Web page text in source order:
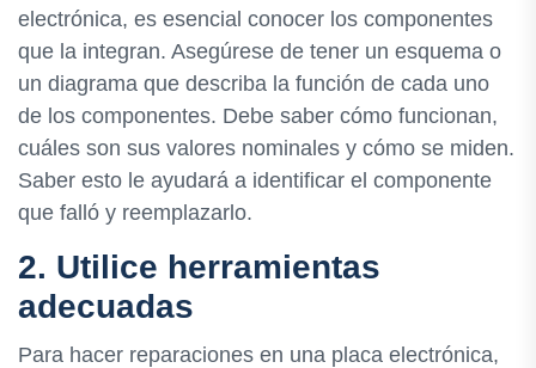
electrónica, es esencial conocer los componentes
que la integran. Asegúrese de tener un esquema o
un diagrama que describa la función de cada uno
de los componentes. Debe saber cómo funcionan,
cuáles son sus valores nominales y cómo se miden.
Saber esto le ayudará a identificar el componente
que falló y reemplazarlo.
2. Utilice herramientas
adecuadas
Para hacer reparaciones en una placa electrónica,